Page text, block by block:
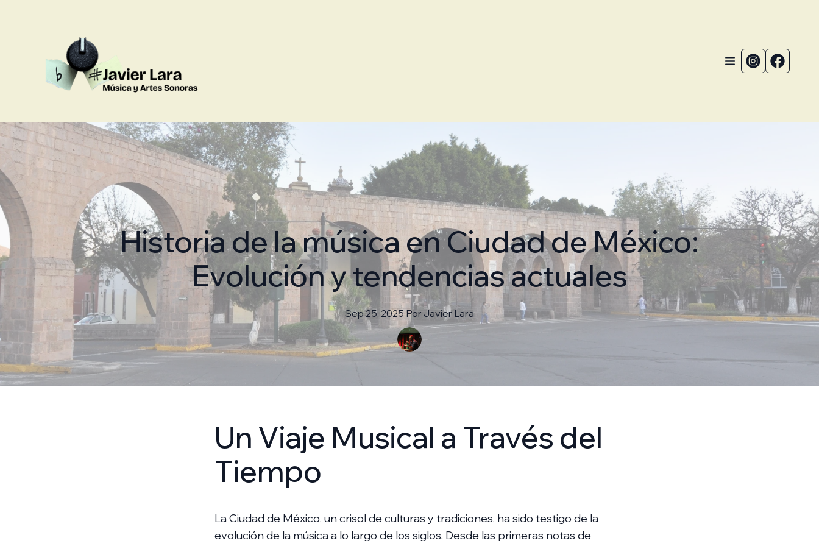
Historia de la música en Ciudad de México:
Evolución y tendencias actuales
Sep 25, 2025·Por Javier Lara
Un Viaje Musical a Través del
Tiempo
La Ciudad de México, un crisol de culturas y tradiciones, ha sido testigo de la
evolución de la música a lo largo de los siglos. Desde las primeras notas de